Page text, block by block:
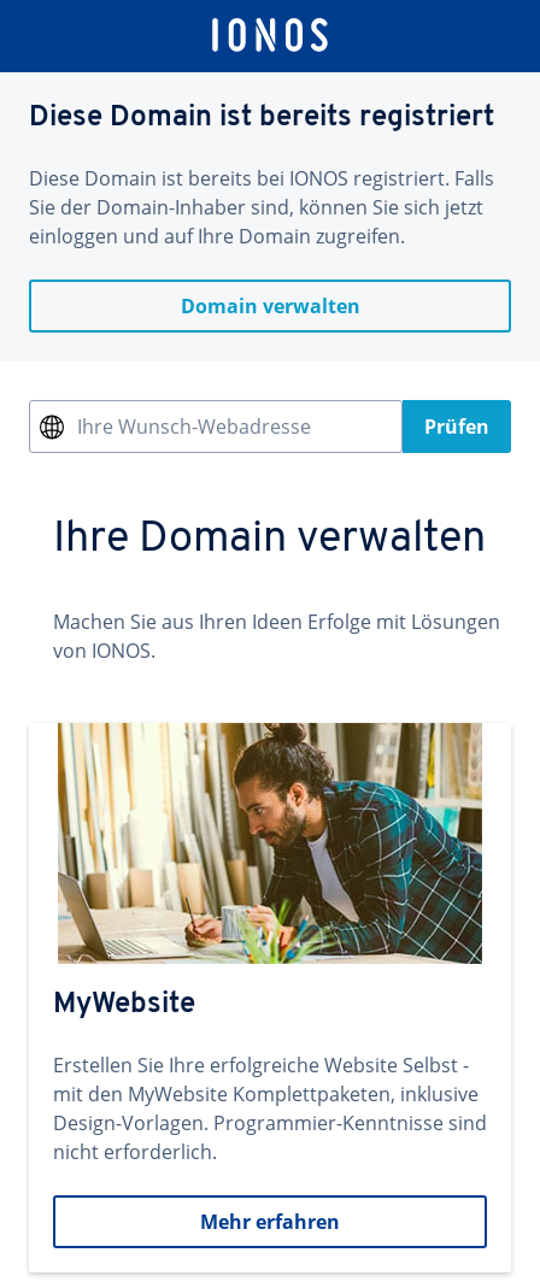
Diese Domain ist bereits registriert
Diese Domain ist bereits bei IONOS registriert. Falls
Sie der Domain-Inhaber sind, können Sie sich jetzt
einloggen und auf Ihre Domain zugreifen.
Domain verwalten
Ihre Wunsch-Webadresse Prüfen
Ihre Domain verwalten
Machen Sie aus Ihren Ideen Erfolge mit Lösungen
von IONOS.
MyWebsite
Erstellen Sie Ihre erfolgreiche Website Selbst -
mit den MyWebsite Komplettpaketen, inklusive
Design-Vorlagen. Programmier-Kenntnisse sind
nicht erforderlich.
Mehr erfahren